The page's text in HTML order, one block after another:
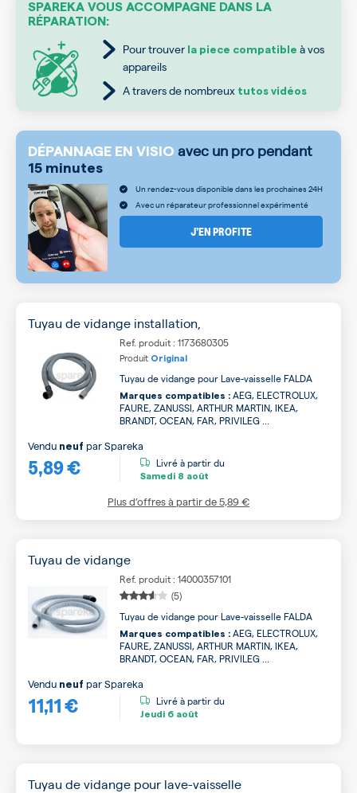
SPAREKA VOUS ACCOMPAGNE DANS LA
RÉPARATION:
Pour trouver la piece compatible à vos
appareils
A travers de nombreux tutos vidéos
DÉPANNAGE EN VISIO avec un pro pendant
15 minutes
Un rendez-vous disponible dans les prochaines 24H
Avec un réparateur professionnel expérimenté
J’EN PROFITE
Tuyau de vidange installation,
Ref. produit : 1173680305
Produit Original
Tuyau de vidange pour Lave-vaisselle FALDA
Marques compatibles : AEG, ELECTROLUX,
FAURE, ZANUSSI, ARTHUR MARTIN, IKEA,
BRANDT, OCEAN, FAR, PRIVILEG ...
5,89 €
Vendu neuf parSpareka
Livré à partir du
Samedi 8 août
Plus d’offres à partir de5,89 €
Tuyau de vidange
Ref. produit : 14000357101
(5)
Tuyau de vidange pour Lave-vaisselle FALDA
Marques compatibles : AEG, ELECTROLUX,
FAURE, ZANUSSI, ARTHUR MARTIN, IKEA,
BRANDT, OCEAN, FAR, PRIVILEG ...
11,11 €
Vendu neuf parSpareka
Livré à partir du
Jeudi 6 août
Tuyau de vidange pour lave-vaisselle